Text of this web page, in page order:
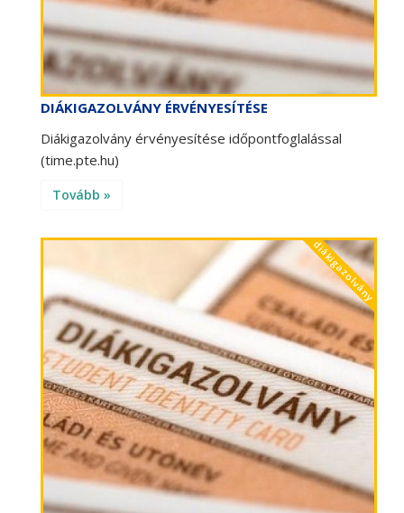
DIÁKIGAZOLVÁNY ÉRVÉNYESÍTÉSE
Diákigazolvány érvényesítése időpontfoglalással
(time.pte.hu)
Tovább »
diákigazolvány